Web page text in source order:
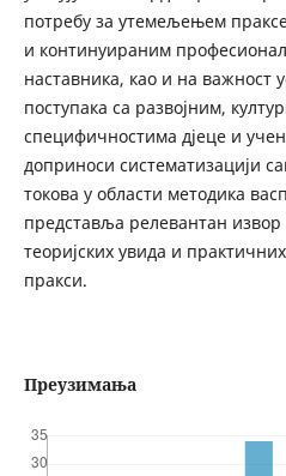
потребу за утемељењем
и континуираним
наставника, као и на важност
поступака са развојним,
специфичностима дјеце и
доприноси систематизацији
токова у области методика
представља релевантан
теоријских увида и
пракси.
Преузимања